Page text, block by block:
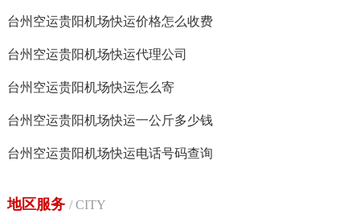
台州空运贵阳机场快运价格怎么收费
台州空运贵阳机场快运代理公司
台州空运贵阳机场快运怎么寄
台州空运贵阳机场快运一公斤多少钱
台州空运贵阳机场快运电话号码查询
地区服务 / CITY